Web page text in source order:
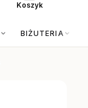
Koszyk
BIŻUTERIA